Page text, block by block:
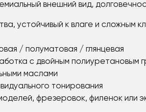
внешний вид,
устойчивый к влаге и сложным
/ полуматовая / глянцевая
с двойным полиуретановым
маслами
тонирования
фрезеровок, филенок или